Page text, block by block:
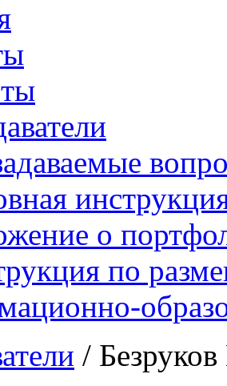
о
по
/